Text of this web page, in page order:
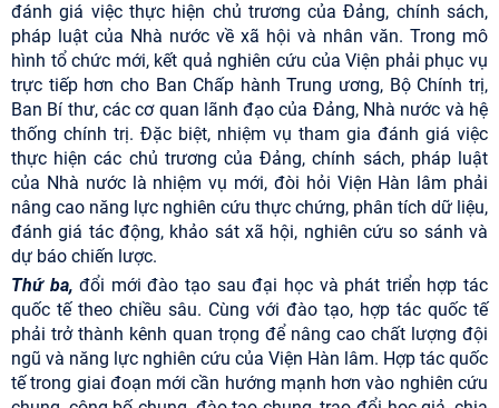
đánh giá việc thực hiện chủ trương của Đảng, chính sách,
pháp luật của Nhà nước về xã hội và nhân văn. Trong mô
hình tổ chức mới, kết quả nghiên cứu của Viện phải phục vụ
trực tiếp hơn cho Ban Chấp hành Trung ương, Bộ Chính trị,
Ban Bí thư, các cơ quan lãnh đạo của Đảng, Nhà nước và hệ
thống chính trị. Đặc biệt, nhiệm vụ tham gia đánh giá việc
thực hiện các chủ trương của Đảng, chính sách, pháp luật
của Nhà nước là nhiệm vụ mới, đòi hỏi Viện Hàn lâm phải
nâng cao năng lực nghiên cứu thực chứng, phân tích dữ liệu,
đánh giá tác động, khảo sát xã hội, nghiên cứu so sánh và
dự báo chiến lược.
Thứ ba,đổi mới đào tạo sau đại học và phát triển hợp tác
quốc tế theo chiều sâu. Cùng với đào tạo, hợp tác quốc tế
phải trở thành kênh quan trọng để nâng cao chất lượng đội
ngũ và năng lực nghiên cứu của Viện Hàn lâm. Hợp tác quốc
tế trong giai đoạn mới cần hướng mạnh hơn vào nghiên cứu